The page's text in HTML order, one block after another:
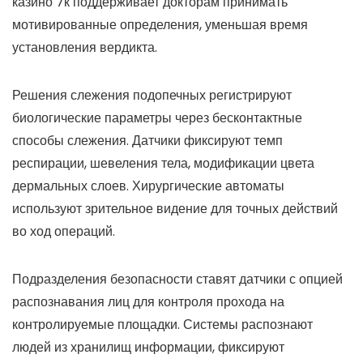
мотивированные определения, уменьшая время
установления вердикта.
Решения слежения подопечных регистрируют
биологические параметры через бесконтактные
способы слежения. Датчики фиксируют темп
респирации, шевеления тела, модификации цвета
дермальных слоев. Хирургические автоматы
используют зрительное видение для точных действий
во ход операций.
Подразделения безопасности ставят датчики с опцией
распознавания лиц для контроля прохода на
контролируемые площадки. Системы распознают
людей из хранилищ информации, фиксируют